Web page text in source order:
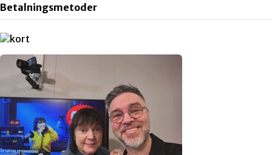
Betalningsmetoder